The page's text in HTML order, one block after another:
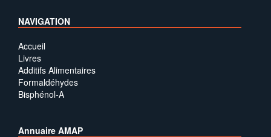
NAVIGATION
Accueil
Livres
Additifs Alimentaires
Formaldéhydes
Bisphénol-A
Annuaire AMAP